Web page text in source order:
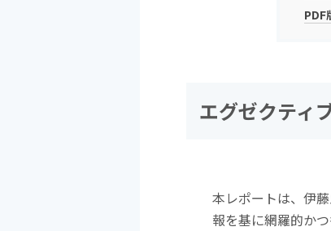
PDF
エグゼクティ
本レポートは、伊
報を基に網羅的か